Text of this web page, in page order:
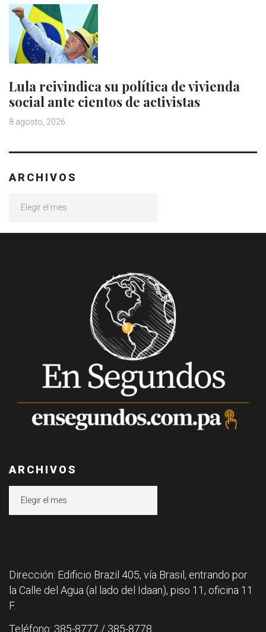
Lula reivindica su política de vivienda
social ante cientos de activistas
8 agosto, 2026
ARCHIVOS
ARCHIVOS
Dirección: Edificio Brazil 405, vía Brasil, entrando por
la Calle del Agua (al lado del Idaan), piso 11, oficina 11
F.
Teléfono: 385-8777 / 385-8778